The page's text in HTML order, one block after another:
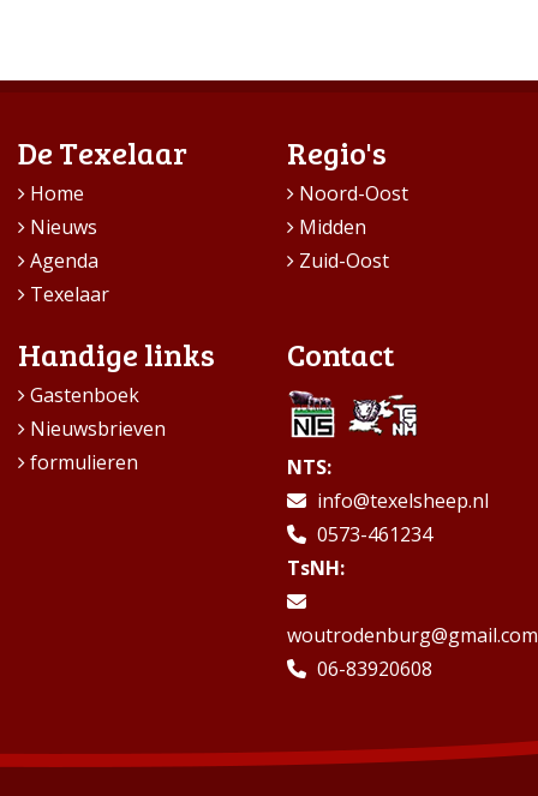
De Texelaar
Home
Nieuws
Agenda
Texelaar
Regio's
Noord-Oost
Midden
Zuid-Oost
Handige links
Gastenboek
Nieuwsbrieven
formulieren
Contact
NTS:
info@texelsheep.nl
0573-461234
TsNH:
woutrodenburg@gmail.com
06-83920608